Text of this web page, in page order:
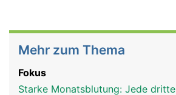
Mehr zum Thema
Fokus
Starke Monatsblutung: Jede dritte